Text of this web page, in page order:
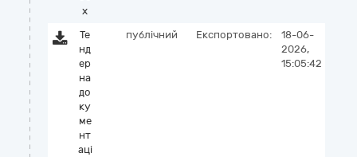
x
Те
нд
ер
на
до
ку
ме
нт
аці
публічний Експортовано:
18-06-
2026,
15:05:42